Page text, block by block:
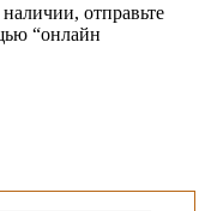
отправьте
“онлайн